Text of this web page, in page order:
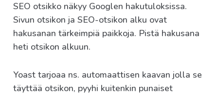
SEO otsikko näkyy Googlen hakutuloksissa.
Sivun otsikon ja SEO-otsikon alku ovat
hakusanan tärkeimpiä paikkoja. Pistä hakusana
heti otsikon alkuun.
Yoast tarjoaa ns. automaattisen kaavan jolla se
täyttää otsikon, pyyhi kuitenkin punaiset